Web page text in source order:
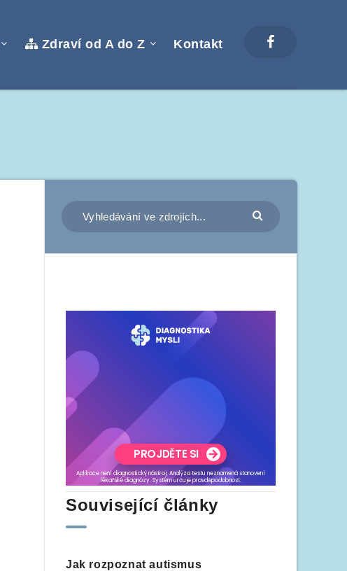
Zdraví od A do Z Kontakt
Související články
Jak rozpoznat autismus